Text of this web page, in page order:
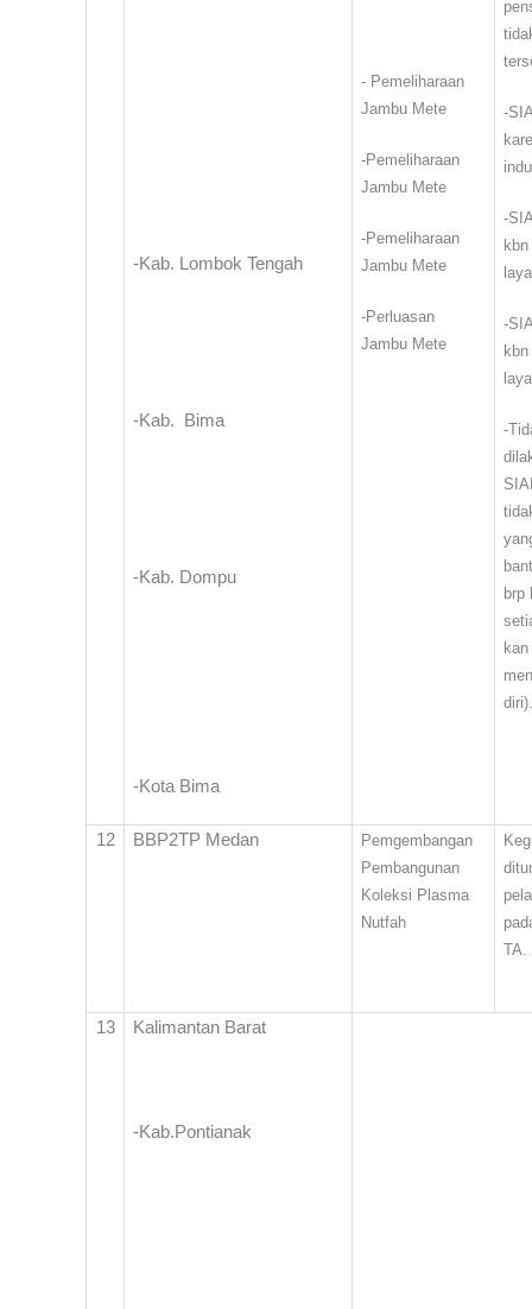
-Kab. Lombok Tengah
-Kab. Bima
-Kab. Dompu
-Kota Bima
- Pemeliharaan
Jambu Mete
-Pemeliharaan
Jambu Mete
-Pemeliharaan
Jambu Mete
-Perluasan
Jambu Mete
-
-
-
-
brp
kan
12 BBP2TP Medan
Pemgembangan
Pembangunan
Koleksi Plasma
Nutfah
TA.
13 Kalimantan Barat
-Kab.Pontianak